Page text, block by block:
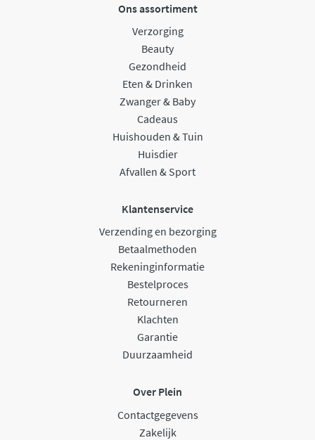
Ons assortiment
Verzorging
Beauty
Gezondheid
Eten & Drinken
Zwanger & Baby
Cadeaus
Huishouden & Tuin
Huisdier
Afvallen & Sport
Klantenservice
Verzending en bezorging
Betaalmethoden
Rekeninginformatie
Bestelproces
Retourneren
Klachten
Garantie
Duurzaamheid
Over Plein
Contactgegevens
Zakelijk